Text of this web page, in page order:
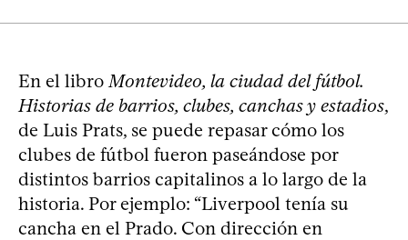
En el libro Montevideo, la ciudad del fútbol.
Historias de barrios, clubes, canchas y estadios,
de Luis Prats, se puede repasar cómo los
clubes de fútbol fueron paseándose por
distintos barrios capitalinos a lo largo de la
historia. Por ejemplo: “Liverpool tenía su
cancha en el Prado. Con dirección en